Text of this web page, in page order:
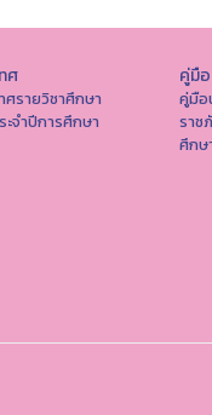
ศ
รายวิชาศึกษา
ะจำปีการศึกษา
คู่มือ
คู่มือ
ราช
ศึกษ